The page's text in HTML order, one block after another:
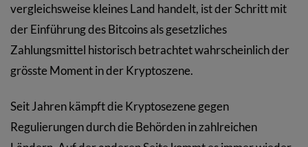
vergleichsweise kleines Land handelt, ist der Schritt mit
der Einführung des Bitcoins als gesetzliches
Zahlungsmittel historisch betrachtet wahrscheinlich der
grösste Moment in der Kryptoszene.
Seit Jahren kämpft die Kryptosezene gegen
Regulierungen durch die Behörden in zahlreichen